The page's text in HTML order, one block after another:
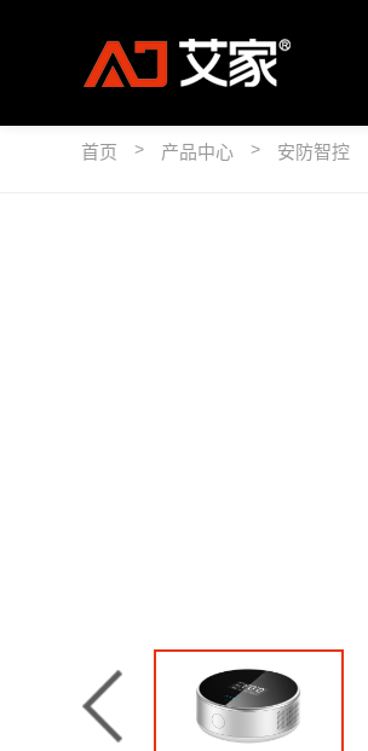
首页 > 产品中心 > 安防智控